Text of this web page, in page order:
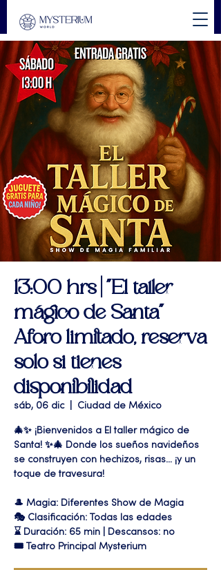
13:00 hrs | "El taller
mágico de Santa"
Aforo limitado, reserva
solo si tienes
disponibilidad
sáb, 06 dic
  |
Ciudad de México
🎄✨ ¡Bienvenidos a El taller mágico de
Santa! ✨🎄 Donde los sueños navideños
se construyen con hechizos, risas… ¡y un
toque de travesura!
🎩 Magia: Diferentes Show de Magia
🎭 Clasificación: Todas las edades
⌛ Duración: 65 min | Descansos: no
🎟 Teatro Principal Mysterium